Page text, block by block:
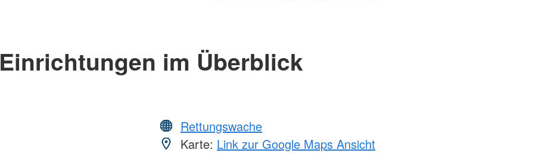
Einrichtungen im Überblick
Rettungswache
Karte: Link zur Google Maps Ansicht